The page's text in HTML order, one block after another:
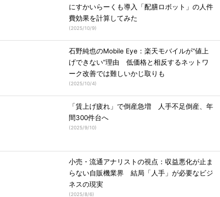
にすかいらーくも導入「配膳ロボット」の人件
費効果を計算してみた
(2025/10/9)
石野純也のMobile Eye：楽天モバイルが“値上
げできない”理由 低価格と相反するネットワ
ーク改善では難しいかじ取りも
(2025/10/4)
「賃上げ疲れ」で倒産急増 人手不足倒産、年
間300件台へ
(2025/9/10)
小売・流通アナリストの視点：収益悪化が止ま
らない自販機業界 結局「人手」が必要なビジ
ネスの現実
(2025/8/6)